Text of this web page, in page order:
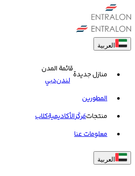
العربية
منازل جديدة
قائمة المدن
لندندبي
المطورين
منتجاتمَركَزالأكاديميةکلاب
معلومات عنا
العربية